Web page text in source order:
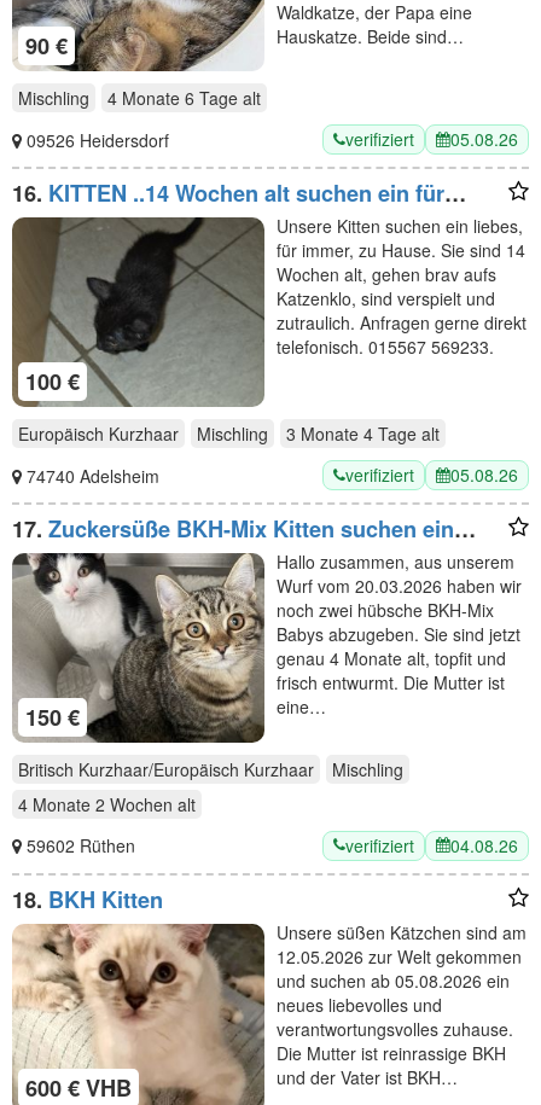
90 €
Waldkatze, der Papa eine
Hauskatze. Beide sind…
Mischling 4 Monate 6 Tage alt
09526 Heidersdorf
verifiziert 05.08.26
16. KITTEN ..14 Wochen alt suchen ein für
immer zuhause
100 €
Unsere Kitten suchen ein liebes,
für immer, zu Hause. Sie sind 14
Wochen alt, gehen brav aufs
Katzenklo, sind verspielt und
zutraulich. Anfragen gerne direkt
telefonisch. 015567 569233.
Europäisch Kurzhaar Mischling 3 Monate 4 Tage alt
74740 Adelsheim
verifiziert 05.08.26
17. Zuckersüße BKH-Mix Kitten suchen ein
liebevolles Zuhause!
150 €
Hallo zusammen, aus unserem
Wurf vom 20.03.2026 haben wir
noch zwei hübsche BKH-Mix
Babys abzugeben. Sie sind jetzt
genau 4 Monate alt, topfit und
frisch entwurmt. Die Mutter ist
eine…
Britisch Kurzhaar/Europäisch Kurzhaar
Mischling
4 Monate 2 Wochen alt
59602 Rüthen
verifiziert 04.08.26
18. BKH Kitten
600 € VHB
Unsere süßen Kätzchen sind am
12.05.2026 zur Welt gekommen
und suchen ab 05.08.2026 ein
neues liebevolles und
verantwortungsvolles zuhause.
Die Mutter ist reinrassige BKH
und der Vater ist BKH…